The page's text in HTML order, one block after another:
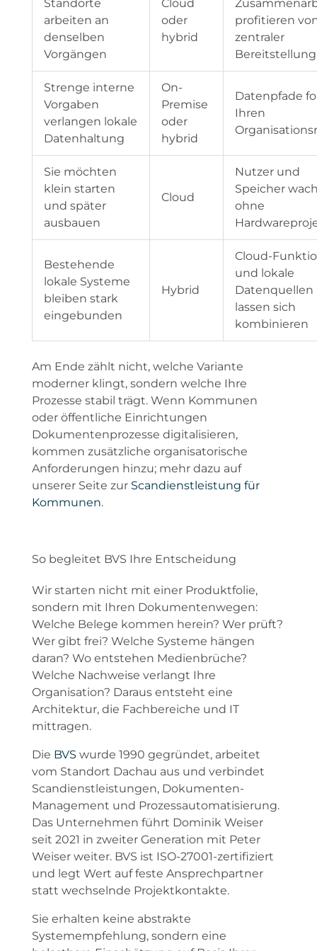
Standorte
arbeiten an
denselben
Vorgängen
Cloud
oder
hybrid
profitieren
zentraler
Bereitstellung
Strenge interne
Vorgaben
verlangen lokale
Datenhaltung
On-
Premise
oder
hybrid
Datenpfade
Ihren
Sie möchten
klein starten
und später
ausbauen
Cloud
Nutzer und
Speicher
ohne
Bestehende
lokale Systeme
bleiben stark
eingebunden
Hybrid
Cloud-
und lokale
Datenquellen
lassen sich
kombinieren
Am Ende zählt nicht, welche Variante
moderner klingt, sondern welche Ihre
Prozesse stabil trägt. Wenn Kommunen
oder öffentliche Einrichtungen
Dokumentenprozesse digitalisieren,
kommen zusätzliche organisatorische
Anforderungen hinzu; mehr dazu auf
unserer Seite zur Scandienstleistung für
Kommunen.
So begleitet BVS Ihre Entscheidung
Wir starten nicht mit einer Produktfolie,
sondern mit Ihren Dokumentenwegen:
Welche Belege kommen herein? Wer prüft?
Wer gibt frei? Welche Systeme hängen
daran? Wo entstehen Medienbrüche?
Welche Nachweise verlangt Ihre
Organisation? Daraus entsteht eine
Architektur, die Fachbereiche und IT
mittragen.
Die BVS wurde 1990 gegründet, arbeitet
vom Standort Dachau aus und verbindet
Scandienstleistungen, Dokumenten-
Management und Prozessautomatisierung.
Das Unternehmen führt Dominik Weiser
seit 2021 in zweiter Generation mit Peter
Weiser weiter. BVS ist ISO-27001-zertifiziert
und legt Wert auf feste Ansprechpartner
statt wechselnde Projektkontakte.
Sie erhalten keine abstrakte
Systemempfehlung, sondern eine